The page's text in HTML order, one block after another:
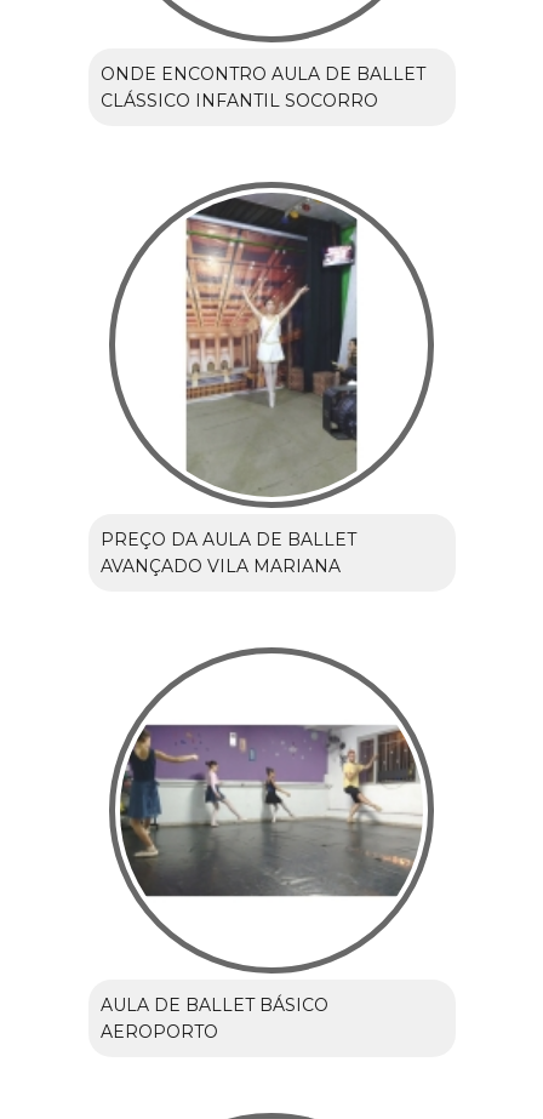
ONDE ENCONTRO AULA DE BALLET
CLÁSSICO INFANTIL SOCORRO
PREÇO DA AULA DE BALLET
AVANÇADO VILA MARIANA
AULA DE BALLET BÁSICO
AEROPORTO